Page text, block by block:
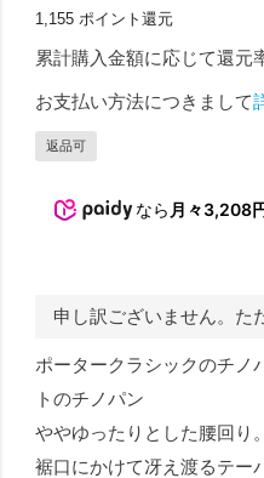
1,155 ポイント還元
累計購入金額に応じて還元
お支払い方法につきまして
返品可
なら 月々3,208
申し訳ございません。た
ポータークラシックのチノ
トのチノパン
ややゆったりとした腰回り。
裾口にかけて冴え渡るテー